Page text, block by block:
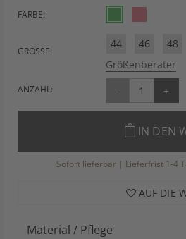
FARBE:
GRÖSSE:
44 46 48
Größenberater
ANZAHL: - +
IN DEN
Sofort lieferbar | Lieferfrist 1-4
AUF DIE
Material / Pflege